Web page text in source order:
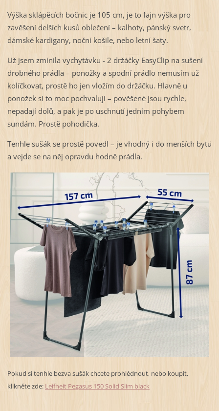
Výška sklápěcích bočnic je 105 cm, je to fajn výška pro
zavěšení delších kusů oblečení – kalhoty, pánský svetr,
dámské kardigany, noční košile, nebo letní šaty.
Už jsem zmínila vychytávku - 2 držáčky EasyClip na sušení
drobného prádla – ponožky a spodní prádlo nemusím už
kolíčkovat, prostě ho jen vložím do držáčku. Hlavně u
ponožek si to moc pochvaluji – pověšené jsou rychle,
nepadají dolů, a pak je po uschnutí jedním pohybem
sundám. Prostě pohodička.
Tenhle sušák se prostě povedl – je vhodný i do menších bytů
a vejde se na něj opravdu hodně prádla.
Pokud si tenhle bezva sušák chcete prohlédnout, nebo koupit,
klikněte zde: Leifheit Pegasus 150 Solid Slim black